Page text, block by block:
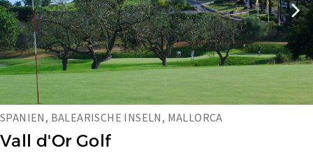
SPANIEN, BALEARISCHE INSELN, MALLORCA
Vall d'Or Golf